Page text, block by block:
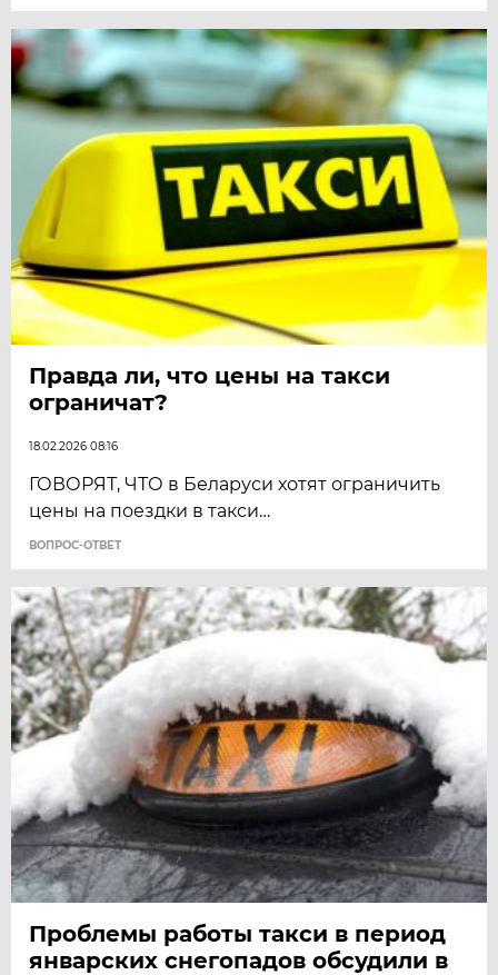
Правда ли, что цены на такси
ограничат?
18.02.2026 08:16
ГОВОРЯТ, ЧТО в Беларуси хотят ограничить
цены на поездки в такси…
ВОПРОС-ОТВЕТ
Проблемы работы такси в период
январских снегопадов обсудили в